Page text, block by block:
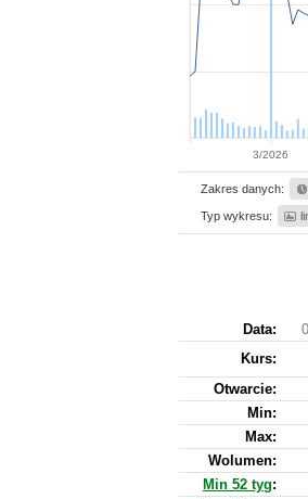
3/2026
Zakres danych:
Typ wykresu:
Data:
Kurs:
Otwarcie:
Min:
Max:
Wolumen:
Min 52 tyg: